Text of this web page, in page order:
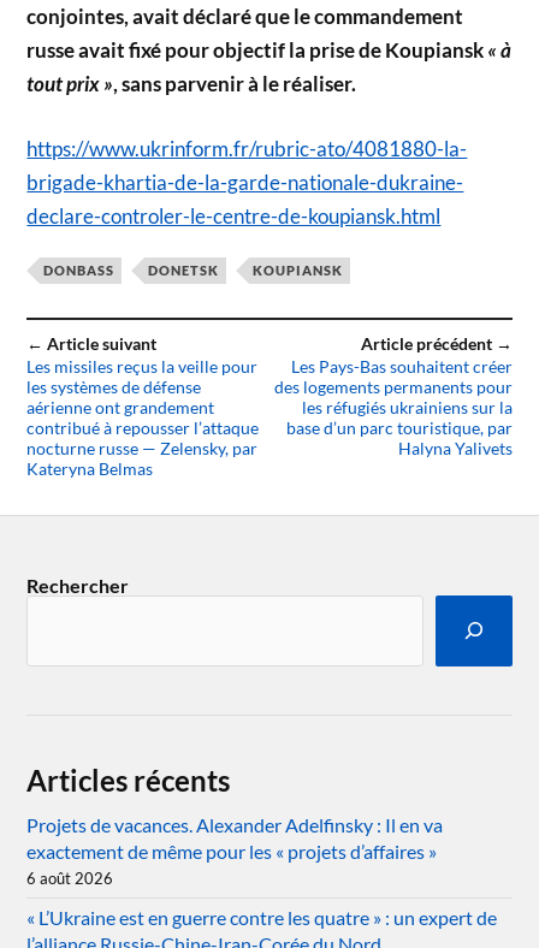
conjointes, avait déclaré que le commandement
russe avait fixé pour objectif la prise de Koupiansk« à
tout prix », sans parvenir à le réaliser.
https://www.ukrinform.fr/rubric-ato/4081880-la-
brigade-khartia-de-la-garde-nationale-dukraine-
declare-controler-le-centre-de-koupiansk.html
DONBASS DONETSK KOUPIANSK
← Article suivant
Les missiles reçus la veille pour
les systèmes de défense
aérienne ont grandement
contribué à repousser l’attaque
nocturne russe — Zelensky, par
Kateryna Belmas
Article précédent →
Les Pays-Bas souhaitent créer
des logements permanents pour
les réfugiés ukrainiens sur la
base d’un parc touristique, par
Halyna Yalivets
Rechercher
Articles récents
Projets de vacances. Alexander Adelfinsky : Il en va
exactement de même pour les « projets d’affaires »
6 août 2026
« L’Ukraine est en guerre contre les quatre » : un expert de